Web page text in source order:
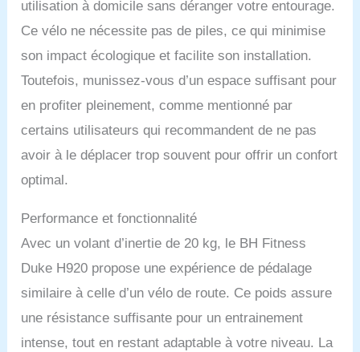
utilisation à domicile sans déranger votre entourage.
Ce vélo ne nécessite pas de piles, ce qui minimise
son impact écologique et facilite son installation.
Toutefois, munissez-vous d’un espace suffisant pour
en profiter pleinement, comme mentionné par
certains utilisateurs qui recommandent de ne pas
avoir à le déplacer trop souvent pour offrir un confort
optimal.
Performance et fonctionnalité
Avec un volant d’inertie de 20 kg, le BH Fitness
Duke H920 propose une expérience de pédalage
similaire à celle d’un vélo de route. Ce poids assure
une résistance suffisante pour un entrainement
intense, tout en restant adaptable à votre niveau. La